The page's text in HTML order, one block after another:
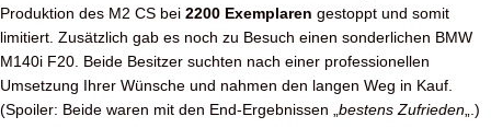
Produktion des M2 CS bei 2200 Exemplaren gestoppt und somit
limitiert. Zusätzlich gab es noch zu Besuch einen sonderlichen BMW
M140i F20. Beide Besitzer suchten nach einer professionellen
Umsetzung Ihrer Wünsche und nahmen den langen Weg in Kauf.
(Spoiler: Beide waren mit den End-Ergebnissen „ bestens Zufrieden „.)